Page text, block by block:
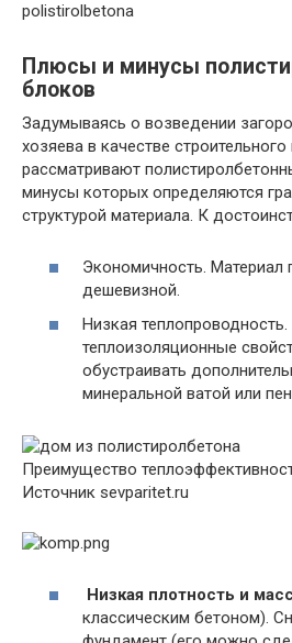
polistirolbetona
Плюсы и минусы
блоков
Задумываясь о возведении
хозяева в качестве
рассматривают
минусы которых определяются
структурой материала. К
Экономичность. Материал
дешевизной.
Низкая
теплоизоляционные
обустраивать
минеральной ватой или
Преимущество
Источник sevparitet.ru
Низкая плотность и
классическим бетоном).